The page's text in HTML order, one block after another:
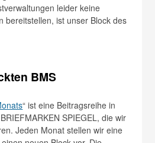
leider keine
bereitstellen, ist unser Block des
BMS
“ ist eine Beitragsreihe in
SPIEGEL, die wir
Jeden Monat stellen wir eine